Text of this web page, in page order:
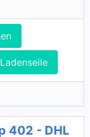
Ladenseile
402 - DHL